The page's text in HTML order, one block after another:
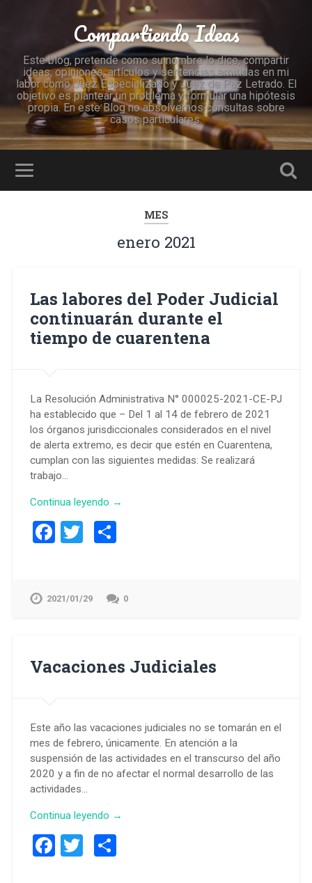
Compartiendo Ideas
Este blog, pretende como su nombre lo dice, compartir
ideas, opiniones, artículos y sentencias emitidas en mi
labor como Juez Especializado y Juez de Paz Letrado. El
objetivo es plantear un problema y formular una hipótesis
propia. En este Blog no absolvemos consultas sobre
casos particulares.
MES
enero 2021
Las labores del Poder Judicial
continuarán durante el
tiempo de cuarentena
La Resolución Administrativa N° 000025-2021-CE-PJ
ha establecido que – Del 1 al 14 de febrero de 2021
los órganos jurisdiccionales considerados en el nivel
de alerta extremo, es decir que estén en Cuarentena,
cumplan con las siguientes medidas: Se realizará
trabajo…
Continua leyendo →
Facebook
Twitter
2021/01/29 0
Vacaciones Judiciales
Este año las vacaciones judiciales no se tomarán en el
mes de febrero, únicamente. En atención a la
suspensión de las actividades en el transcurso del año
2020 y a fin de no afectar el normal desarrollo de las
actividades…
Continua leyendo →
Facebook
Twitter